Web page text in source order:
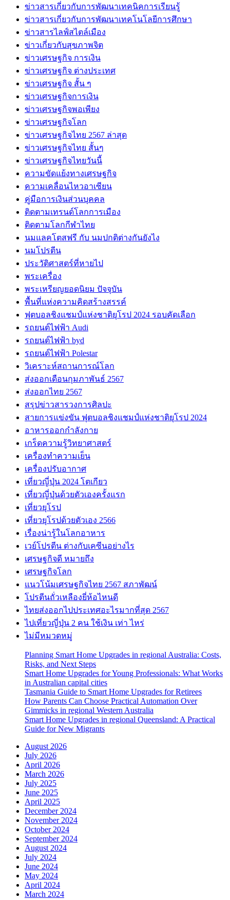
ข่าวสารเกี่ยวกับการพัฒนาเทคนิคการเรียนรู้
ข่าวสารเกี่ยวกับการพัฒนาเทคโนโลยีการศึกษา
ข่าวสารไลฟ์สไตล์เมือง
ข่าวเกี่ยวกับสุขภาพจิต
ข่าวเศรษฐกิจ การเงิน
ข่าวเศรษฐกิจ ต่างประเทศ
ข่าวเศรษฐกิจ สั้น ๆ
ข่าวเศรษฐกิจการเงิน
ข่าวเศรษฐกิจพอเพียง
ข่าวเศรษฐกิจโลก
ข่าวเศรษฐกิจไทย 2567 ล่าสุด
ข่าวเศรษฐกิจไทย สั้นๆ
ข่าวเศรษฐกิจไทยวันนี้
ความขัดแย้งทางเศรษฐกิจ
ความเคลื่อนไหวอาเซียน
คู่มือการเงินส่วนบุคคล
ติดตามเทรนด์โลกการเมือง
ติดตามโลกกีฬาไทย
นมแลคโตสฟรี กับ นมปกติต่างกันยังไง
นมโปรตีน
ประวัติศาสตร์ที่หายไป
พระเครื่อง
พระเหรียญยอดนิยม ปัจจุบัน
พื้นที่แห่งความคิดสร้างสรรค์
ฟุตบอลชิงแชมป์แห่งชาติยุโรป 2024 รอบคัดเลือก
รถยนต์ไฟฟ้า Audi
รถยนต์ไฟฟ้า byd
รถยนต์ไฟฟ้า Polestar
วิเคราะห์สถานการณ์โลก
ส่งออกเดือนกุมภาพันธ์ 2567
ส่งออกไทย 2567
สรุปข่าวสารวงการศิลปะ
สายการแข่งขัน ฟุตบอลชิงแชมป์แห่งชาติยุโรป 2024
อาหารออกกําลังกาย
เกร็ดความรู้วิทยาศาสตร์
เครื่องทำความเย็น
เครื่องปรับอากาศ
เที่ยวญี่ปุ่น 2024 โตเกียว
เที่ยวญี่ปุ่นด้วยตัวเองครั้งแรก
เที่ยวยุโรป
เที่ยวยุโรปด้วยตัวเอง 2566
เรื่องน่ารู้ในโลกอาหาร
เวย์โปรตีน ต่างกับเคซีนอย่างไร
เศรษฐกิจดี หมายถึง
เศรษฐกิจโลก
แนวโน้มเศรษฐกิจไทย 2567 สภาพัฒน์
โปรตีนถั่วเหลืองยี่ห้อไหนดี
ไทยส่งออกไปประเทศอะไรมากที่สุด 2567
ไปเที่ยวญี่ปุ่น 2 คน ใช้เงิน เท่า ไหร่
ไม่มีหมวดหมู่
Planning Smart Home Upgrades in regional Australia: Costs,
Risks, and Next Steps
Smart Home Upgrades for Young Professionals: What Works
in Australian capital cities
Tasmania Guide to Smart Home Upgrades for Retirees
How Parents Can Choose Practical Automation Over
Gimmicks in regional Western Australia
Smart Home Upgrades in regional Queensland: A Practical
Guide for New Migrants
August 2026
July 2026
April 2026
March 2026
July 2025
June 2025
April 2025
December 2024
November 2024
October 2024
September 2024
August 2024
July 2024
June 2024
May 2024
April 2024
March 2024